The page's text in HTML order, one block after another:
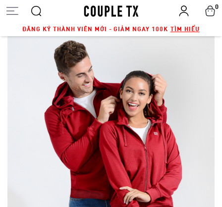
ĐĂNG KÝ THÀNH VIÊN MỚI - GIẢM NGAY 100K TÌM HIỂU
0